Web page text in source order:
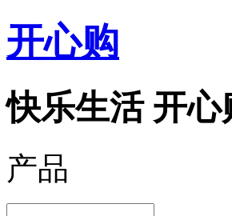
开心购
快乐生活 开心
产品